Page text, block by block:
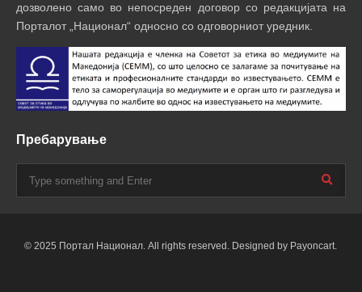
дозволено само во непосреден договор со редакцијата на
Порталот „Национал“ односно со одговорниот уредник.
Пребарување
© 2025 Портал Национал. All rights reserved. Designed by Payoncart.